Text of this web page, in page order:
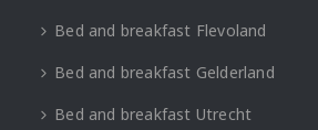
Bed and breakfast Flevoland
Bed and breakfast Gelderland
Bed and breakfast Utrecht